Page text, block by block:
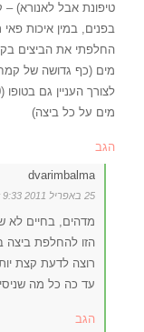
טיפונת אבל לאנורא) –
בפנים, במין איכות
החלפתי את הביצים
מים (כף גדושה של
מים על כל ביצה)
הגב
dvarimbalma
25 באפריל 2011 at 9:33 (15 שנים ago)
מדהים, בחיים לא
הזו להחלפת ביצה
רוצה לדעת קצת
עד כה כל מה
הגב